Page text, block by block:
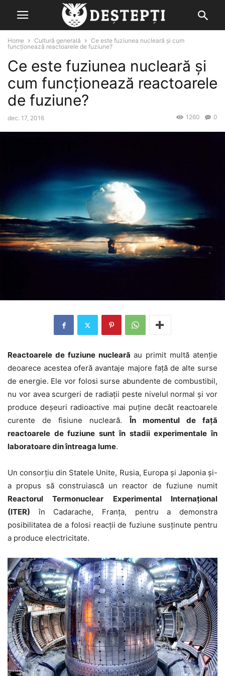
Home Cultură generală
Ce este fuziunea nucleară și cum
funcționează reactoarele de fuziune?
Ce este fuziunea nucleară și
cum funcționează reactoarele
de fuziune?
dec. 17, 2016 0
1260
Reactoarele de fuziune nucleară au primit multă atenție
deoarece acestea oferă avantaje majore față de alte surse
de energie. Ele vor folosi surse abundente de combustibil,
nu vor avea scurgeri de radiații peste nivelul normal și vor
produce deșeuri radioactive mai puține decât reactoarele
curente de fisiune nucleară.În momentul de față
reactoarele de fuziune sunt în stadii experimentale în
laboratoare din întreaga lume.
Un consorțiu din Statele Unite, Rusia, Europa și Japonia și-
a propus să construiască un reactor de fuziune numit
Reactorul Termonuclear Experimental Internațional
(ITER) în Cadarache, Franța, pentru a demonstra
posibilitatea de a folosi reacții de fuziune susținute pentru
a produce electricitate.